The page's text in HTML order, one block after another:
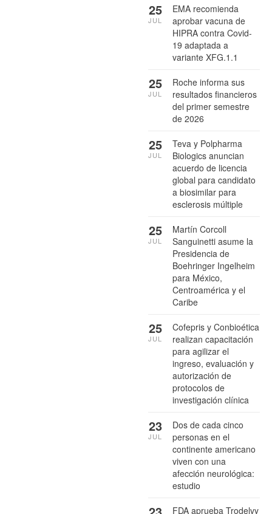
EMA recomienda
aprobar vacuna de
HIPRA contra Covid-
19 adaptada a
variante XFG.1.1
25
JUL
Roche informa sus
resultados financieros
del primer semestre
de 2026
25
JUL
Teva y Polpharma
Biologics anuncian
acuerdo de licencia
global para candidato
a biosimilar para
esclerosis múltiple
25
JUL
Martín Corcoll
Sanguinetti asume la
Presidencia de
Boehringer Ingelheim
para México,
Centroamérica y el
Caribe
25
JUL
Cofepris y Conbioética
realizan capacitación
para agilizar el
ingreso, evaluación y
autorización de
protocolos de
investigación clínica
25
JUL
Dos de cada cinco
personas en el
continente americano
viven con una
afección neurológica:
estudio
23
JUL
FDA aprueba Trodelvy